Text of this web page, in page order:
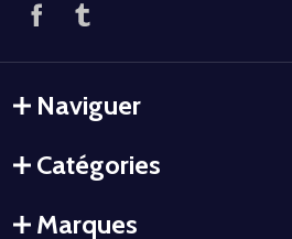
Naviguer
Catégories
Marques